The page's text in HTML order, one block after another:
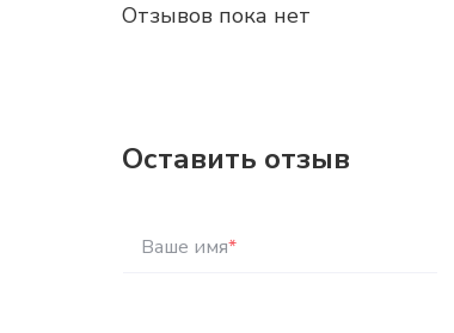
Отзывов пока нет
Оставить отзыв
Ваше имя*